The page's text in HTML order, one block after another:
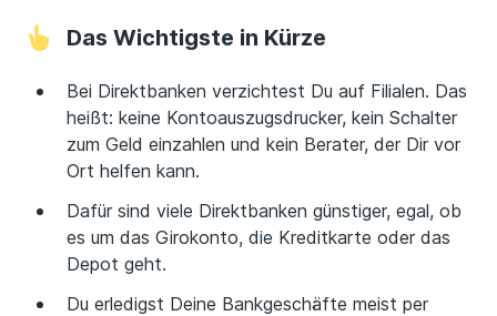
Das Wichtigste in Kürze
Bei Direktbanken verzichtest Du auf Filialen. Das
heißt: keine Kontoauszugsdrucker, kein Schalter
zum Geld einzahlen und kein Berater, der Dir vor
Ort helfen kann.
Dafür sind viele Direktbanken günstiger, egal, ob
es um das Girokonto, die Kreditkarte oder das
Depot geht.
Du erledigst Deine Bankgeschäfte meist per